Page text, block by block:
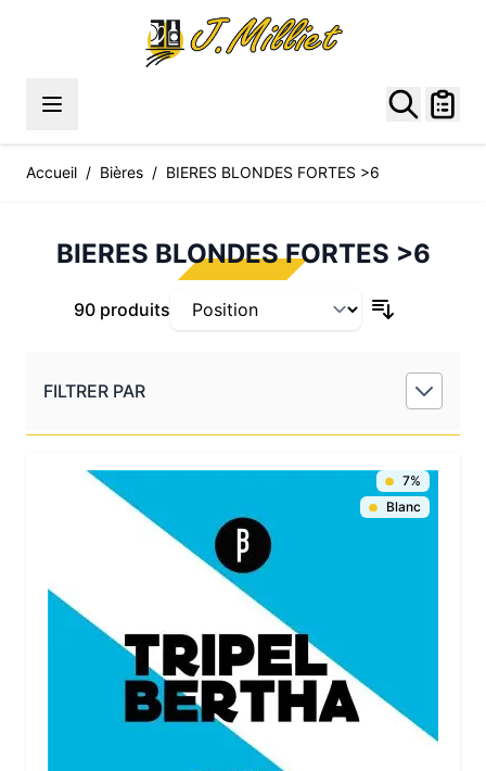
Accueil / Bières / BIERES BLONDES FORTES >6
BIERES BLONDES FORTES >6
90 produits
FILTRER PAR
7%
Blanc
Les conditionnements disponibles :